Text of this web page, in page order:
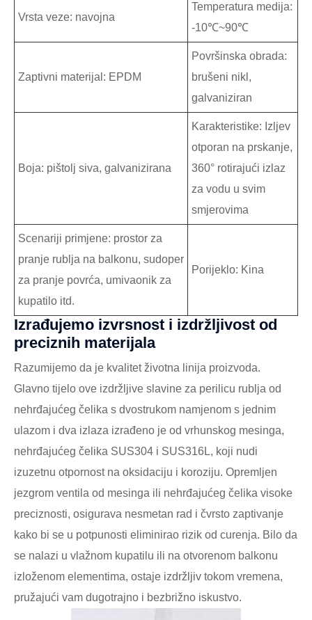
Vrsta veze: navojna
Temperatura medija:
-10℃~90℃
Zaptivni materijal: EPDM
Površinska obrada:
brušeni nikl,
galvaniziran
Boja: pištolj siva, galvanizirana
Karakteristike: Izljev
otporan na prskanje,
360° rotirajući izlaz
za vodu u svim
smjerovima
Scenariji primjene: prostor za
pranje rublja na balkonu, sudoper
za pranje povrća, umivaonik za
kupatilo itd.
Porijeklo: Kina
Izrađujemo izvrsnost i izdržljivost od
preciznih materijala
Razumijemo da je kvalitet životna linija proizvoda.
Glavno tijelo ove izdržljive slavine za perilicu rublja od
nehrđajućeg čelika s dvostrukom namjenom s jednim
ulazom i dva izlaza izrađeno je od vrhunskog mesinga,
nehrđajućeg čelika SUS304 i SUS316L, koji nudi
izuzetnu otpornost na oksidaciju i koroziju. Opremljen
jezgrom ventila od mesinga ili nehrđajućeg čelika visoke
preciznosti, osigurava nesmetan rad i čvrsto zaptivanje
kako bi se u potpunosti eliminirao rizik od curenja. Bilo da
se nalazi u vlažnom kupatilu ili na otvorenom balkonu
izloženom elementima, ostaje izdržljiv tokom vremena,
pružajući vam dugotrajno i bezbrižno iskustvo.